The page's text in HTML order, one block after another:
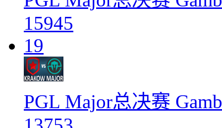
15945
19
PGL Major总决赛